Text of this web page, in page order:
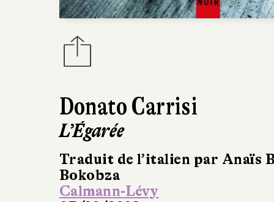
Donato Carrisi
L’Égarée
Traduit de l’italien par Anaïs
Bokobza
Calmann-Lévy